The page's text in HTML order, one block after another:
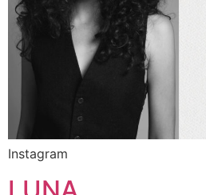
Instagram